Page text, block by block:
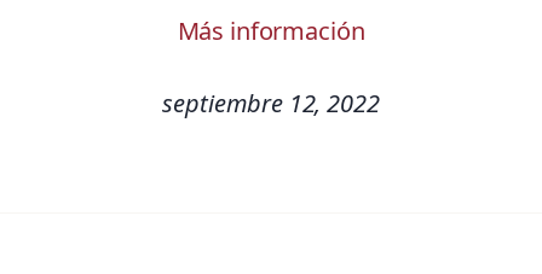
Más información
septiembre 12, 2022